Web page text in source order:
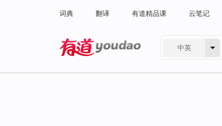
词典 翻译 有道精品课 云笔记
中英